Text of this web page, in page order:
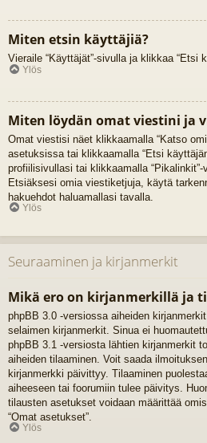
Miten etsin käyttäjiä?
Vieraile “Käyttäjät”-sivulla ja klikkaa “Etsi
Ylös
Miten löydän omat viestini ja
Omat viestisi näet klikkaamalla “Katso
asetuksissa tai klikkaamalla “Etsi
profiilisivullasi tai klikkaamalla
Etsiäksesi omia viestiketjuja, käytä
hakuehdot haluamallasi tavalla.
Ylös
Seuraaminen ja kirjanmerkit
Mikä ero on kirjanmerkillä ja
phpBB 3.0 -versiossa aiheiden
selaimen kirjanmerkit. Sinua ei
phpBB 3.1 -versiosta lähtien kirjanmerkit
aiheiden tilaaminen. Voit saada
kirjanmerkki päivittyy. Tilaaminen
aiheeseen tai foorumiin tulee päivitys.
tilausten asetukset voidaan määrittää
“Omat asetukset”.
Ylös